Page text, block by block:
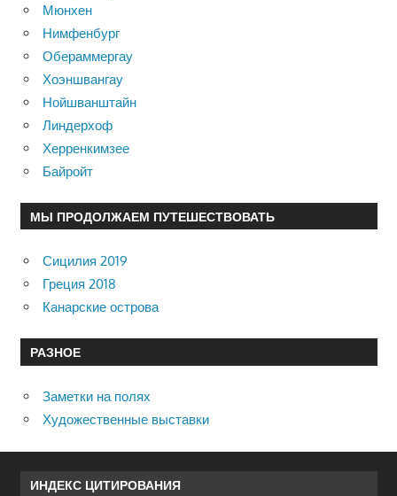
Мюнхен
Нимфенбург
Обераммергау
Хоэншвангау
Нойшванштайн
Линдерхоф
Херренкимзее
Байройт
МЫ ПРОДОЛЖАЕМ ПУТЕШЕСТВОВАТЬ
Сицилия 2019
Греция 2018
Канарские острова
РАЗНОЕ
Заметки на полях
Художественные выставки
ИНДЕКС ЦИТИРОВАНИЯ